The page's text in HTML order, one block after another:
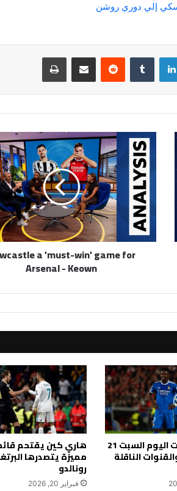
إلي دوري روشن
لينكدإن مشاركة عبر البريد طباعة
Newcastle
'must-
win'
game
for
Arsenal
Keown
a 'must-win' game for
Arsenal - Keown
جدول مباريات اليوم السبت 21
2026 والقنوات الناقلة
هاري كين يقتحم
مميزة يتصدرها
رونالدو
فبراير 20, 2026